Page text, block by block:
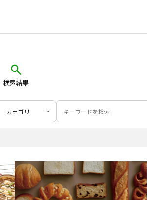
検索結果
カテゴリ